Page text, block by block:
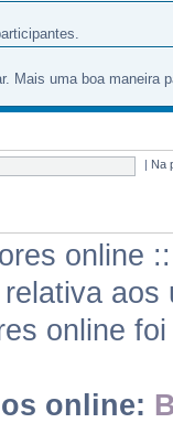
Mais uma boa maneira
Na
online
online
online: